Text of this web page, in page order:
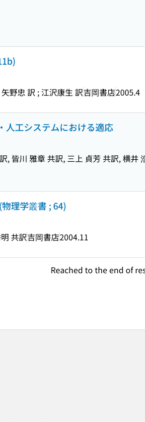
野忠 訳 ; 江沢康生 訳吉岡書店2005.4
人工システムにおける適応
皆川 雅章 共訳, 三上 貞芳 共訳, 横井
理学叢書 ; 64)
共訳吉岡書店2004.11
Reached to the end of